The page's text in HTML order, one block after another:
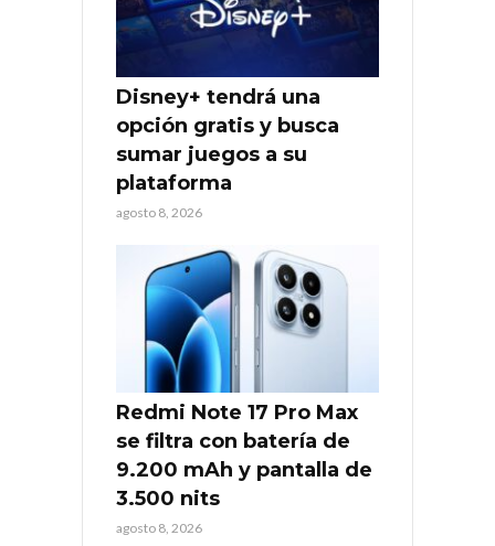
Disney+ tendrá una
opción gratis y busca
sumar juegos a su
plataforma
agosto 8, 2026
Redmi Note 17 Pro Max
se filtra con batería de
9.200 mAh y pantalla de
3.500 nits
agosto 8, 2026